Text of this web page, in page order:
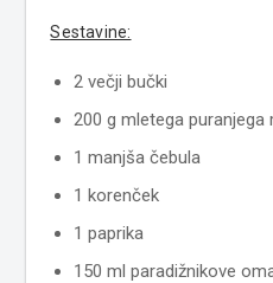
Sestavine:
2 večji bučki
200 g mletega puranjega
1 manjša čebula
1 korenček
1 paprika
150 ml paradižnikove